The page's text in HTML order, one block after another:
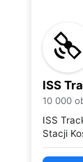
ISS
10 000
ISS
Stacji